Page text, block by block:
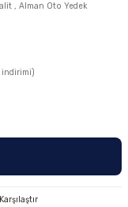
, Alman Oto Yedek
indirimi)
Karşılaştır